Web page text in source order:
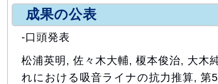
成果の公表
-口頭発表
松浦英明, 佐々木大輔, 榎本俊治, 大木
れにおける吸音ライナの抗力推算, 第